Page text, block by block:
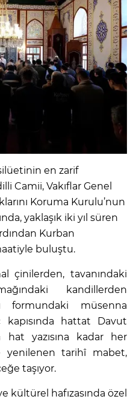
en zarif
Camii, Vakıflar Genel
Koruma Kurulu’nun
yaklaşık iki yıl süren
Kurban
buluştu.
çinilerden, tavanındaki
kandillerden
formundaki müsenna
hattat Davut
hat yazısına kadar her
yenilenen tarihî mabet,
taşıyor.
kültürel hafızasında özel